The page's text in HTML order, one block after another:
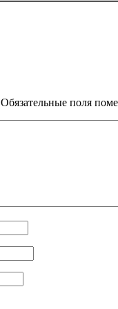
Обязательные поля